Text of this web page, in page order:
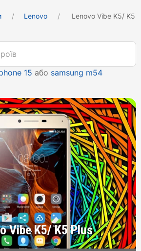
Lenovo
Lenovo Vibe K5/ K5
15 або samsung m54
Vibe K5/ K5 Plus